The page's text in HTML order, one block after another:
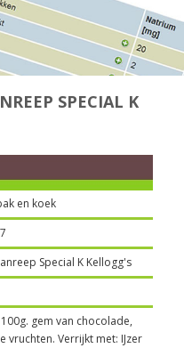
SPECIAL K
en koek
Special K Kellogg's
gem van chocolade,
vruchten. Verrijkt met: IJzer